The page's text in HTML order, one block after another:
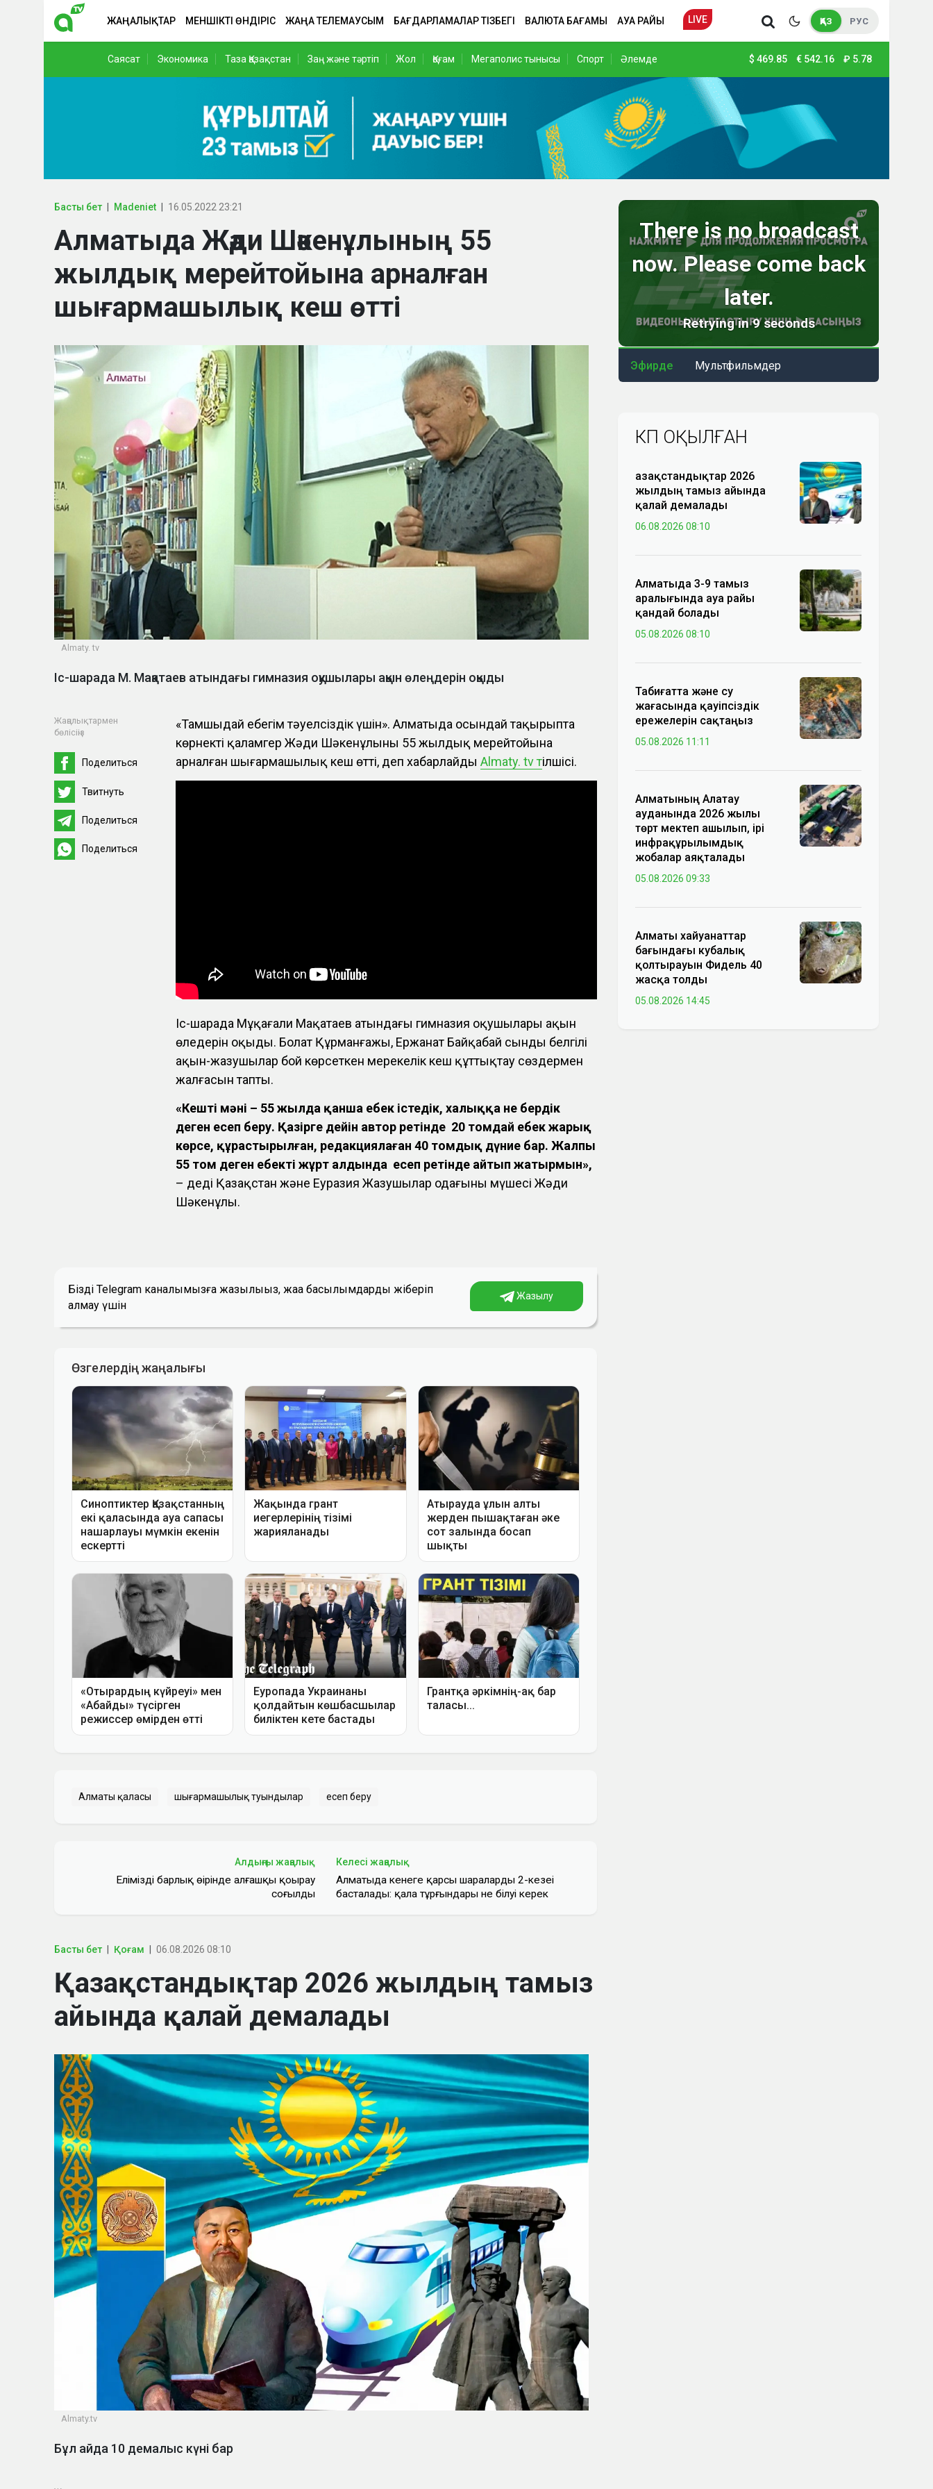
ЖАҢАЛЫҚТАР МЕНШІКТІ ӨНДІРІС ЖАҢА ТЕЛЕМАУСЫМ БАҒДАРЛАМАЛАР ТІЗБЕГІ ВАЛЮТА БАҒАМЫ АУА РАЙЫ LIVE ҚАЗ РУС
Саясат Экономика Таза Қазақстан Заң және тәртіп Жол Қоғам Мегаполис тынысы Спорт Әлемде $ 469.85 € 542.16 ₽ 5.78
Басты бет Madeniet 16.05.2022 23:21
Алматыда Жәди Шәкенұлының 55
жылдық мерейтойына арналған
шығармашылық кеш өтті
Almaty. tv
Іс-шарада М. Мақатаев атындағы гимназия оқушылары ақын өлеңдерін оқыды
Жаңалықтармен
бөлісіңіз
Поделиться
Твитнуть
Поделиться
Поделиться
«Тамшыдай еңбегім тәуелсіздік үшін». Алматыда осындай тақырыпта
көрнекті қаламгер Жәди Шәкенұлының 55 жылдық мерейтойына
арналған шығармашылық кеш өтті, деп хабарлайдыAlmaty. tv тілшісі.
Іс-шарада Мұқағали Мақатаев атындағы гимназия оқушылары ақын
өлеңдерін оқыды. Болат Құрманғажы, Ержанат Байқабай сынды белгілі
ақын-жазушылар бой көрсеткен мерекелік кеш құттықтау сөздермен
жалғасын тапты.
«Кештің мәні – 55 жылда қанша еңбек істедік, халыққа не бердік
деген есеп беру. Қазірге дейін автор ретінде 20 томдай еңбек жарық
көрсе, құрастырылған, редакциялаған 40 томдық дүние бар. Жалпы
55 том деген еңбекті жұрт алдында есеп ретінде айтып жатырмын»,
– деді Қазақстан және Еуразия Жазушылар одағының мүшесі Жәди
Шәкенұлы.
Біздің Telegram каналымызға жазылыңыз, жаңа басылымдарды жіберіп
алмау үшін
Жазылу
Алматы қаласы шығармашылық туындылар есеп беру
Алдыңғы жаңалық
Еліміздің барлық өңірінде алғашқы қоңырау
соғылды
Келесі жаңалық
Алматыда кенеге қарсы шаралардың 2-кезеңі
басталады: қала тұрғындары не білуі керек
Басты бет Қоғам 06.08.2026 08:10
Қазақстандықтар 2026 жылдың тамыз
айында қалай демалады
Almaty.tv
Бұл айда 10 демалыс күні бар
Эфирде Мультфильмдер
КӨП ОҚЫЛҒАН
Қазақстандықтар 2026
жылдың тамыз айында
қалай демалады
06.08.2026 08:10
Алматыда 3-9 тамыз
аралығында ауа райы
қандай болады
05.08.2026 08:10
Табиғатта және су
жағасында қауіпсіздік
ережелерін сақтаңыз
05.08.2026 11:11
Алматының Алатау
ауданында 2026 жылы
төрт мектеп ашылып, ірі
инфрақұрылымдық
жобалар аяқталады
05.08.2026 09:33
Алматы хайуанаттар
бағындағы кубалық
қолтырауын Фидель 40
жасқа толды
05.08.2026 14:45